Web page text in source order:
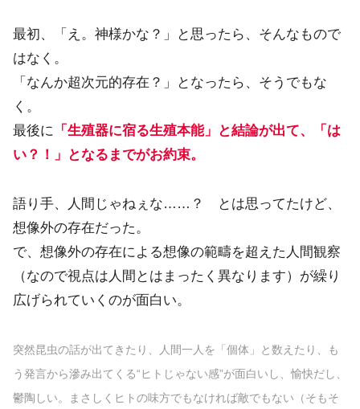
最初、「え。神様かな？」と思ったら、そんなもので
はなく。
「なんか超次元的存在？」となったら、そうでもな
く。
最後に 「生殖器に宿る生殖本能」と結論が出て、「は
い？！」となるまでがお約束。
語り手、人間じゃねぇな……？ とは思ってたけど、
想像外の存在だった。
で、想像外の存在による想像の範疇を超えた人間観察
（なので視点は人間とはまったく異なります）が繰り
広げられていくのが面白い。
突然昆虫の話が出てきたり、人間一人を「個体」と数えたり、も
う発言から滲み出てくる“ヒトじゃない感”が面白いし、愉快だし、
鬱陶しい。まさしくヒトの味方でもなければ敵でもない（そもそ